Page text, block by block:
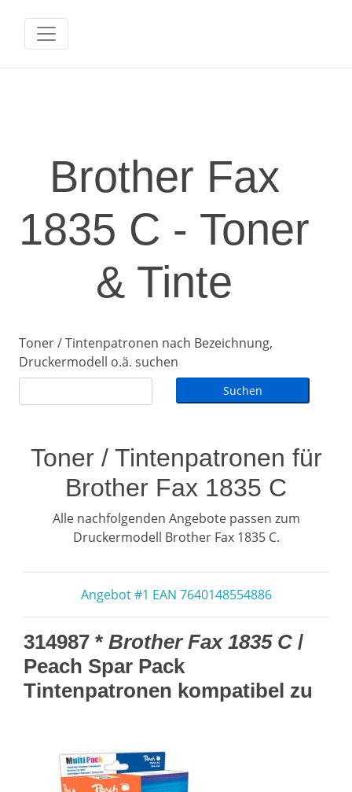
Brother Fax
1835 C - Toner
& Tinte
Toner / Tintenpatronen nach Bezeichnung,
Druckermodell o.ä. suchen
Toner / Tintenpatronen für
Brother Fax 1835 C
Alle nachfolgenden Angebote passen zum
Druckermodell Brother Fax 1835 C.
Angebot #1 EAN 7640148554886
314987 * Brother Fax 1835 C /
Peach Spar Pack
Tintenpatronen kompatibel zu